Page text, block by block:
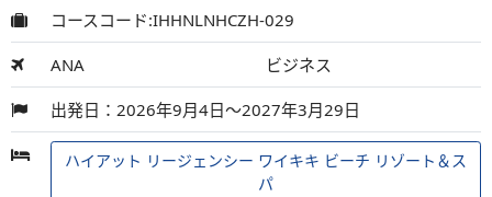
コースコード:IHHNLNHCZH-029
ANA ビジネス
出発日：2026年9月4日～2027年3月29日
ハイアット リージェンシー ワイキキ ビーチ リゾート＆ス
パ